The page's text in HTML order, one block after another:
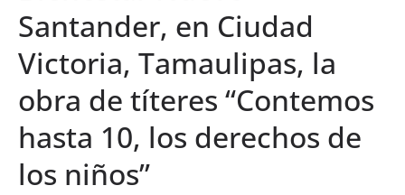
Santander, en Ciudad
Victoria, Tamaulipas, la
obra de títeres “Contemos
hasta 10, los derechos de
los niños”